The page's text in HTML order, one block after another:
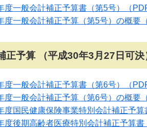
度一般会計補正予算書（第5号）
（
度一般会計補正予算（第5号）の概要
正予算 （平成30年3月27日可決
度一般会計補正予算書（第6号）
（
度一般会計補正予算（第6号）の概要
度国民健康保険事業特別会計補正予算
度後期高齢者医療特別会計補正予算書